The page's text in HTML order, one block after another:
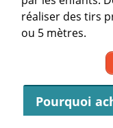
réaliser des tirs
ou 5 mètres.
Pourquoi